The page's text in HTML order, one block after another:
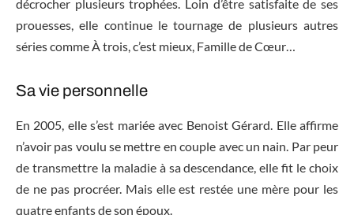
décrocher plusieurs trophées. Loin d’être satisfaite de ses
prouesses, elle continue le tournage de plusieurs autres
séries commeÀ trois, c’est mieux, Famille de Cœur…
Sa vie personnelle
En 2005, elle s’est mariée avec Benoist Gérard. Elle affirme
n’avoir pas voulu se mettre en couple avec un nain. Par peur
de transmettre la maladie à sa descendance, elle fit le choix
de ne pas procréer. Mais elle est restée une mère pour les
quatre enfants de son époux.